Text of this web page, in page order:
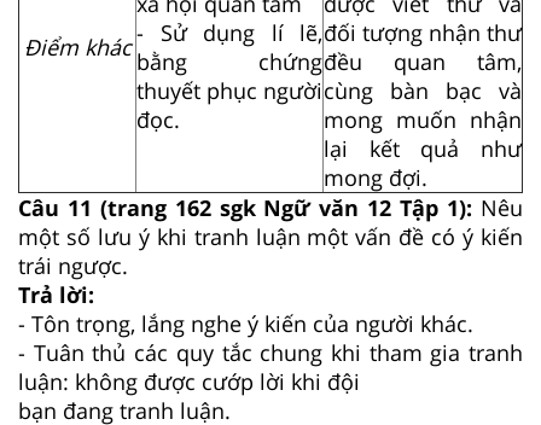
Điểm khác- Sử dụng lí lẽ,
bằng chứng
thuyết phục người
đọc.
đối tượng nhận thư
đều quan tâm,
cùng bàn bạc và
mong muốn nhận
lại kết quả như
mong đợi.
Câu 11 (trang 162 sgk Ngữ văn 12 Tập 1): Nêu
một số lưu ý khi tranh luận một vấn đề có ý kiến
trái ngược.
Trả lời:
- Tôn trọng, lắng nghe ý kiến của người khác.
- Tuân thủ các quy tắc chung khi tham gia tranh
luận: không được cướp lời khi đội
bạn đang tranh luận.